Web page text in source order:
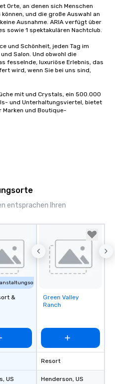
Orte, an denen sich Menschen
und die große Auswahl an
Ausnahme. ARIA verfügt über
sowie 1 spektakulären Nachtclub.
und Schönheit, jeden Tag im
Salon. Und obwohl die
fesselnde, luxuriöse Erlebnis, das
wird, wenn Sie bei uns sind,
mit und Crystals, ein 500.000
und Unterhaltungsviertel, bietet
Marken und Boutique-
entsprachen Ihren
&
, US
Removed from
favorites
Green Valley
Ranch
Resort
Henderson, US